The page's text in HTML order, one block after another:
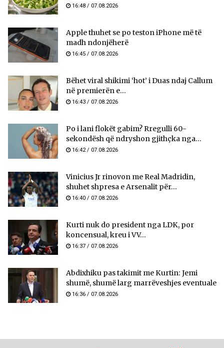
16:48 / 07.08.2026
Apple thuhet se po teston iPhone më të
madh ndonjëherë
16:45 / 07.08.2026
Bëhet viral shikimi ‘hot’ i Duas ndaj Callum
në premierën e...
16:43 / 07.08.2026
Po i lani flokët gabim? Rregulli 60-
sekondësh që ndryshon gjithçka nga...
16:42 / 07.08.2026
Vinicius Jr rinovon me Real Madridin,
shuhet shpresa e Arsenalit për...
16:40 / 07.08.2026
Kurti nuk do president nga LDK, por
koncensual, kreu i VV...
16:37 / 07.08.2026
Abdixhiku pas takimit me Kurtin: Jemi
shumë, shumë larg marrëveshjes eventuale
16:36 / 07.08.2026